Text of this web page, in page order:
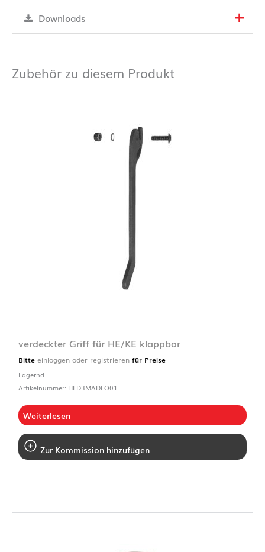
Downloads
Zubehör zu diesem Produkt
verdeckter Griff für HE/KE klappbar
Bitte einloggen oder registrieren für Preise
Lagernd
Artikelnummer: HED3MADLO01
Weiterlesen
Zur Kommission hinzufügen